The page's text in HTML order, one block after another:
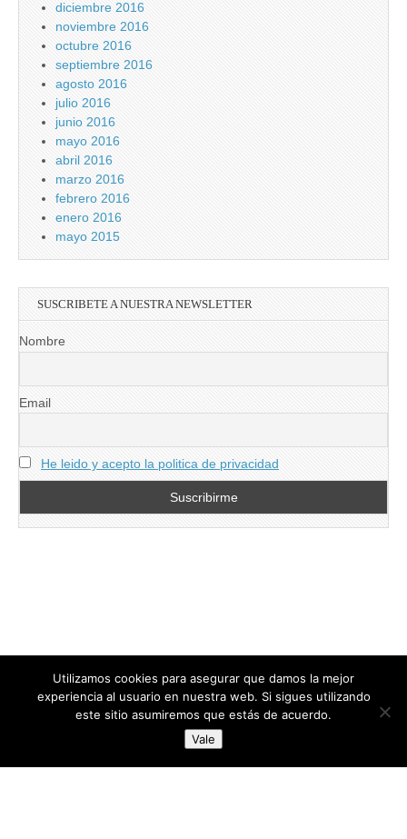
diciembre 2016
noviembre 2016
octubre 2016
septiembre 2016
agosto 2016
julio 2016
junio 2016
mayo 2016
abril 2016
marzo 2016
febrero 2016
enero 2016
mayo 2015
SUSCRIBETE A NUESTRA NEWSLETTER
Nombre
Email
He leido y acepto la politica de privacidad
directoresdeseguridad.es
Diseñado por Centro Andaluz de Estudios y Entrenamiento
Utilizamos cookies para asegurar que damos la mejor
experiencia al usuario en nuestra web. Si sigues utilizando
este sitio asumiremos que estás de acuerdo.
Vale